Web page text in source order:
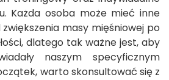
Każda osoba może mieć inne
masy mięśniowej po
dlatego tak ważne jest, aby
naszym specyficznym
warto skonsultować się z